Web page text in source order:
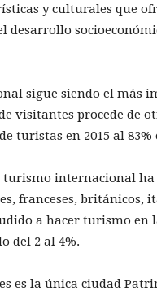
y culturales que
desarrollo
sigue siendo el más
visitantes procede de
turistas en 2015 al 83%
internacional ha
franceses, británicos,
a hacer turismo en
del 2 al 4%.
es la única ciudad